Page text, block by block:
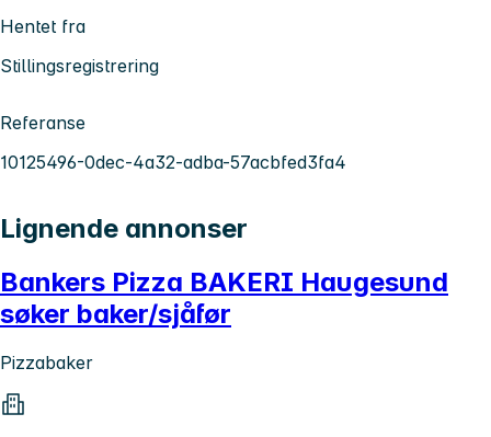
Hentet fra
Stillingsregistrering
Referanse
10125496-0dec-4a32-adba-57acbfed3fa4
Lignende annonser
Bankers Pizza BAKERI Haugesund
søker baker/sjåfør
Pizzabaker